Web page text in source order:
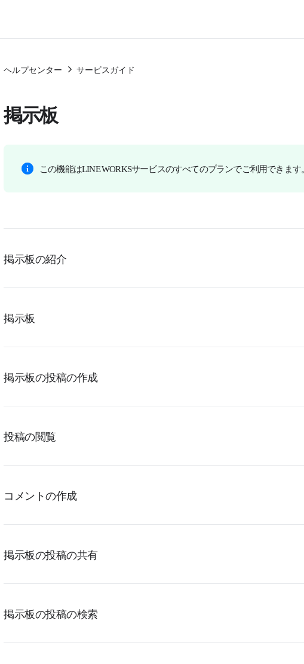
ヘルプセンター サービスガイド
掲示板
この機能はLINE WORKSサービスのすべてのプランでご利用できます。
掲示板の紹介
掲示板
掲示板の投稿の作成
投稿の閲覧
コメントの作成
掲示板の投稿の共有
掲示板の投稿の検索